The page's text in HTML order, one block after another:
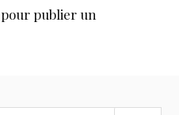
pour publier un